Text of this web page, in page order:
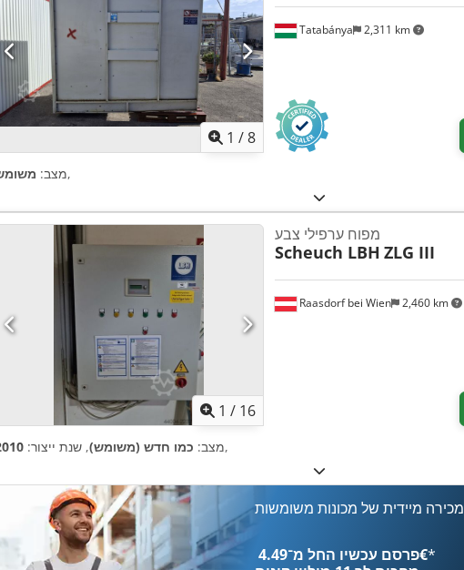
1 /8
Tatabánya 2,311 km
מצב:,
1 / 16
Raasdorf bei Wien 2,460 km
מפוח ערפילי צבע
Scheuch LBH ZLG III
מצב: כמו חדש (משומש), שנת ייצור: ,
מכירה מיידית של מכונות משומשות
פרסם עכשיו החל מ־‏4.49 ‏€*